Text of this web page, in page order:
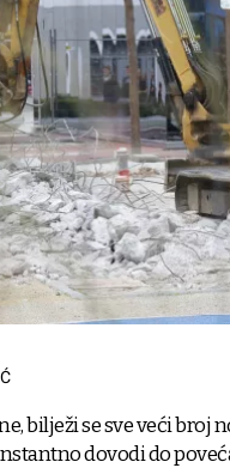
bilježi se sve veći
dovodi do